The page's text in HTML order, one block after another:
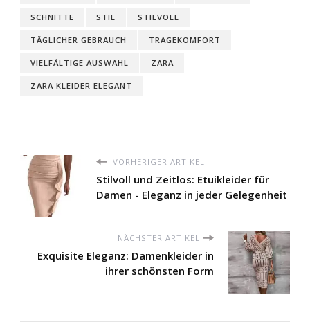
SCHNITTE STIL STILVOLL
TÄGLICHER GEBRAUCH TRAGEKOMFORT
VIELFÄLTIGE AUSWAHL ZARA
ZARA KLEIDER ELEGANT
VORHERIGER ARTIKEL
Stilvoll und Zeitlos: Etuikleider für
Damen - Eleganz in jeder Gelegenheit
NÄCHSTER ARTIKEL
Exquisite Eleganz: Damenkleider in
ihrer schönsten Form